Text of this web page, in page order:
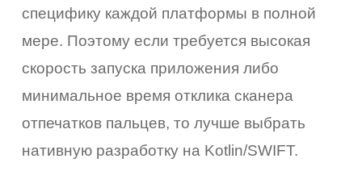
специфику каждой платформы в полной
мере. Поэтому если требуется высокая
скорость запуска приложения либо
минимальное время отклика сканера
отпечатков пальцев, то лучше выбрать
нативную разработку на Kotlin/SWIFT.